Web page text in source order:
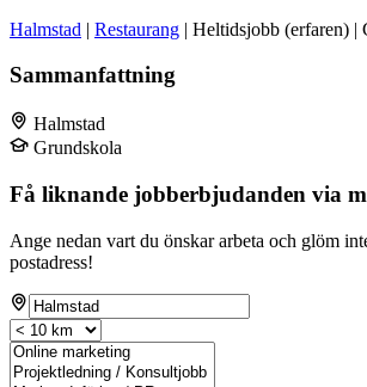
Halmstad | Restaurang | Heltidsjobb (erfaren) |
Sammanfattning
Halmstad
Grundskola
Få liknande jobberbjudanden via
Ange nedan vart du önskar arbeta och glöm
postadress!